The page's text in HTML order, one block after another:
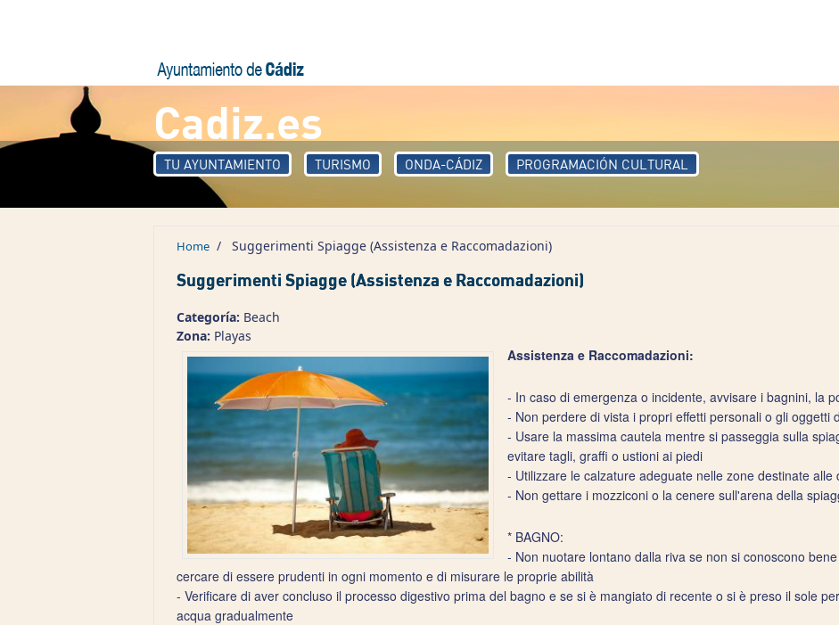
Cadiz.es
TU AYUNTAMIENTO TURISMO ONDA-CÁDIZ PROGRAMACIÓN CULTURAL
Home / Suggerimenti Spiagge (Assistenza e Raccomadazioni)
Suggerimenti Spiagge (Assistenza e Raccomadazioni)
Categoría: Beach
Zona: Playas
Assistenza e Raccomadazioni:
- In caso di emergenza o incidente, avvisare i bagnini, la
- Non perdere di vista i propri effetti personali o gli oggetti
- Usare la massima cautela mentre si passeggia sulla
evitare tagli, graffi o ustioni ai piedi
- Utilizzare le calzature adeguate nelle zone destinate
- Non gettare i mozziconi o la cenere sull'arena della
* BAGNO:
- Non nuotare lontano dalla riva se non si conoscono
cercare di essere prudenti in ogni momento e di misurare le proprie abilità
- Verificare di aver concluso il processo digestivo prima del bagno e se si è mangiato di recente o si è preso il sole
acqua gradualmente